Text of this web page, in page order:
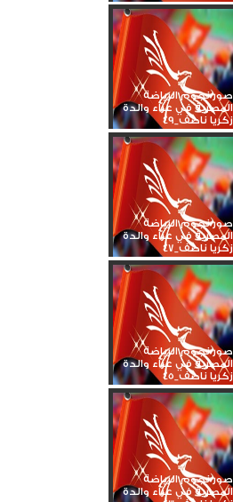
صور نجوم الرياضة
المصرية في عزاء والدة
زكريا ناصف_49
صور نجوم الرياضة
المصرية في عزاء والدة
زكريا ناصف_47
صور نجوم الرياضة
المصرية في عزاء والدة
زكريا ناصف_45
صور نجوم الرياضة
المصرية في عزاء والدة